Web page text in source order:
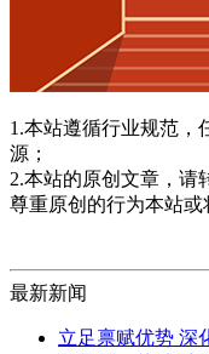
1.本站遵循行业规范，
源；
2.本站的原创文章，请
尊重原创的行为本站或
最新新闻
立足禀赋优势 深